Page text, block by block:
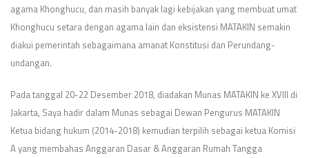
agama Khonghucu, dan masih banyak lagi kebijakan yang membuat umat
Khonghucu setara dengan agama lain dan eksistensi MATAKIN semakin
diakui pemerintah sebagaimana amanat Konstitusi dan Perundang-
undangan.
Pada tanggal 20-22 Desember 2018, diadakan Munas MATAKIN ke XVIII di
Jakarta, Saya hadir dalam Munas sebagai Dewan Pengurus MATAKIN
Ketua bidang hukum (2014-2018) kemudian terpilih sebagai ketua Komisi
A yang membahas Anggaran Dasar & Anggaran Rumah Tangga